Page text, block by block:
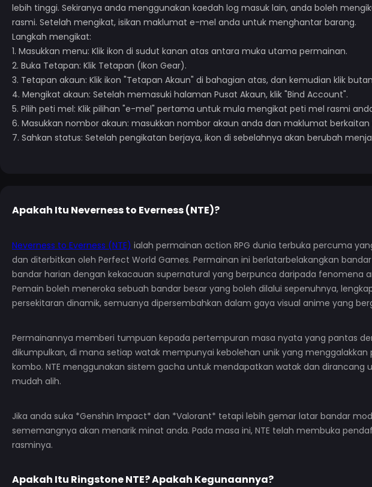
lebih tinggi. Sekiranya anda menggunakan kaedah log masuk lain, anda boleh
rasmi. Setelah mengikat, isikan maklumat e-mel anda untuk menghantar barang.
Langkah mengikat:
1. Masukkan menu: Klik ikon di sudut kanan atas antara muka utama permainan.
2. Buka Tetapan: Klik Tetapan (Ikon Gear).
3. Tetapan akaun: Klik ikon "Tetapan Akaun" di bahagian atas, dan kemudian klik
4. Mengikat akaun: Setelah memasuki halaman Pusat Akaun, klik "Bind Account".
5. Pilih peti mel: Klik pilihan "e-mel" pertama untuk mula mengikat peti mel rasmi
6. Masukkan nombor akaun: masukkan nombor akaun anda dan maklumat
7. Sahkan status: Setelah pengikatan berjaya, ikon di sebelahnya akan berubah
Apakah Itu Neverness to Everness (NTE)?
Neverness to Everness (NTE) ialah permainan action RPG dunia terbuka percuma
dan diterbitkan oleh Perfect World Games. Permainan ini berlatarbelakangkan
bandar harian dengan kekacauan supernatural yang berpunca daripada fenomena
Pemain boleh meneroka sebuah bandar besar yang boleh dilalui sepenuhnya,
persekitaran dinamik, semuanya dipersembahkan dalam gaya visual anime yang
Permainannya memberi tumpuan kepada pertempuran masa nyata yang pantas
dikumpulkan, di mana setiap watak mempunyai kebolehan unik yang
kombo. NTE menggunakan sistem gacha untuk mendapatkan watak dan dirancang
mudah alih.
Jika anda suka *Genshin Impact* dan *Valorant* tetapi lebih gemar latar bandar
sememangnya akan menarik minat anda. Pada masa ini, NTE telah membuka
rasminya.
Apakah Itu Ringstone NTE? Apakah Kegunaannya?